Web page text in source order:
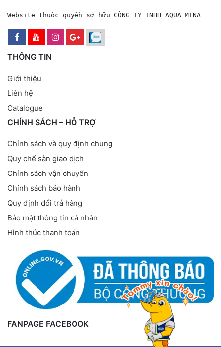
Website thuộc quyền sở hữu CÔNG TY TNHH AQUA MINA
THÔNG TIN
Giới thiệu
Liên hệ
Catalogue
CHÍNH SÁCH – HỖ TRỢ
Chính sách và quy định chung
Quy chế sàn giao dịch
Chính sách vận chuyển
Chính sách bảo hành
Quy định đổi trả hàng
Bảo mật thông tin cá nhân
Hình thức thanh toán
FANPAGE FACEBOOK